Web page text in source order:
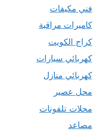
فني مكيفات
كاميرات مراقبة
كراج الكويت
كهربائي سيارات
كهربائي منازل
محل عصير
محلات تلفونات
مصاعد